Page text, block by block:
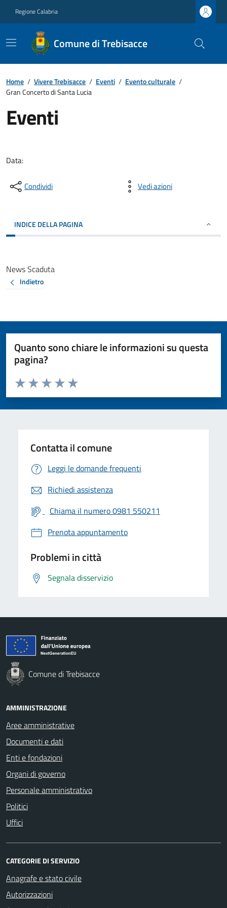
Regione Calabria
Comune di Trebisacce
Home / Vivere Trebisacce / Eventi / Evento culturale /
Gran Concerto di Santa Lucia
Eventi
Data:
Condividi Vedi azioni
INDICE DELLA PAGINA
News Scaduta
Indietro
Quanto sono chiare le informazioni su questa
pagina?
Valuta da 1 a 5 stelle la pagina
Valuta 5 stelle su 5
Valuta 4 stelle su 5
Valuta 3 stelle su 5
Valuta 2 stelle su 5
Valuta 1 stelle su 5
Contatta il comune
Leggi le domande frequenti
Richiedi assistenza
Chiama il numero 0981 550211
Prenota appuntamento
Problemi in città
Segnala disservizio
Comune di Trebisacce
AMMINISTRAZIONE
Aree amministrative
Documenti e dati
Enti e fondazioni
Organi di governo
Personale amministrativo
Politici
Uffici
CATEGORIE DI SERVIZIO
Anagrafe e stato civile
Autorizzazioni